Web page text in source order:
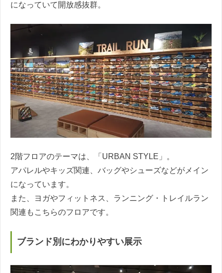
になっていて開放感抜群。
2階フロアのテーマは、「URBAN STYLE」。
アパレルやキッズ関連、バッグやシューズなどがメイン
になっています。
また、ヨガやフィットネス、ランニング・トレイルラン
関連もこちらのフロアです。
ブランド別にわかりやすい展示